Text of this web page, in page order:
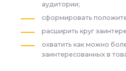
аудитории;
сформировать
расширить круг
охватить как можно
заинтересованных в